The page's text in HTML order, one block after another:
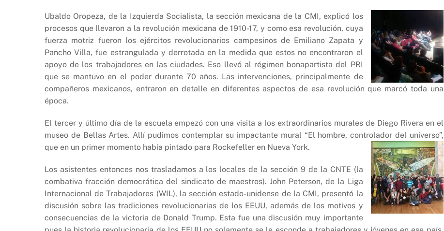
Ubaldo Oropeza, de la Izquierda Socialista, la sección mexicana de la CMI, explicó los
procesos que llevaron a la revolución mexicana de 1910-17, y como esa revolución, cuya
fuerza motriz fueron los ejércitos revolucionarios campesinos de Emiliano Zapata y
Pancho Villa, fue estrangulada y derrotada en la medida que estos no encontraron el
apoyo de los trabajadores en las ciudades. Eso llevó al régimen bonapartista del PRI
que se mantuvo en el poder durante 70 años. Las intervenciones, principalmente de
compañeros mexicanos, entraron en detalle en diferentes aspectos de esa revolución que marcó toda una
época.
El tercer y último día de la escuela empezó con una visita a los extraordinarios murales de Diego Rivera en el
museo de Bellas Artes. Allí pudimos contemplar su impactante mural “El hombre, controlador del universo”,
que en un primer momento había pintado para Rockefeller en Nueva York.
Los asistentes entonces nos trasladamos a los locales de la sección 9 de la CNTE (la
combativa fracción democrática del sindicato de maestros). John Peterson, de la Liga
Internacional de Trabajadores (WIL), la sección estado-unidense de la CMI, presentó la
discusión sobre las tradiciones revolucionarias de los EEUU, además de los motivos y
consecuencias de la victoria de Donald Trump. Esta fue una discusión muy importante